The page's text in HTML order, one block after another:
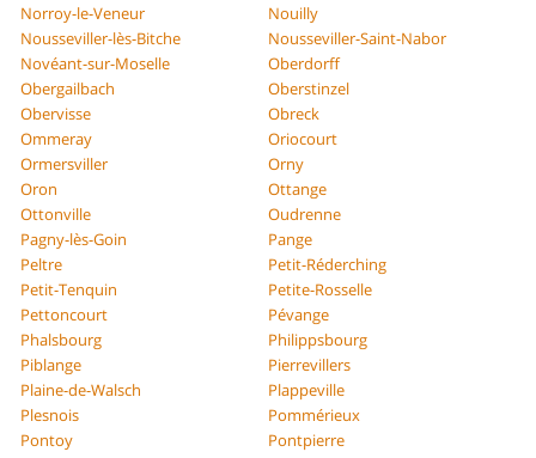
Norroy-le-Veneur
Nouilly
Nousseviller-lès-Bitche
Nousseviller-Saint-Nabor
Novéant-sur-Moselle
Oberdorff
Obergailbach
Oberstinzel
Obervisse
Obreck
Ommeray
Oriocourt
Ormersviller
Orny
Oron
Ottange
Ottonville
Oudrenne
Pagny-lès-Goin
Pange
Peltre
Petit-Réderching
Petit-Tenquin
Petite-Rosselle
Pettoncourt
Pévange
Phalsbourg
Philippsbourg
Piblange
Pierrevillers
Plaine-de-Walsch
Plappeville
Plesnois
Pommérieux
Pontoy
Pontpierre